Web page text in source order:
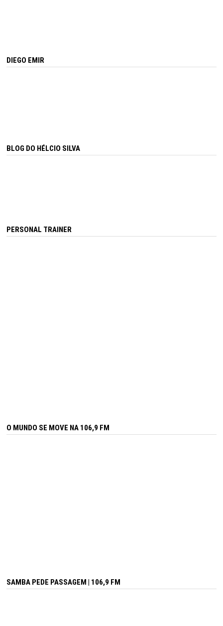
DIEGO EMIR
BLOG DO HÉLCIO SILVA
PERSONAL TRAINER
O MUNDO SE MOVE NA 106,9 FM
SAMBA PEDE PASSAGEM | 106,9 FM